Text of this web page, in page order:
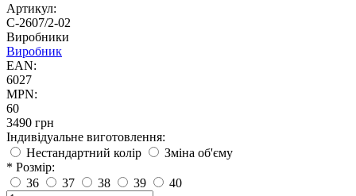
Артикул:
С-2607/2-02
Виробники
Виробник
EAN:
6027
MPN:
60
3490 грн
Індивідуальне виготовлення:
Нестандартний колір
Зміна об'єму
* Розмір:
36
37 38 39 40